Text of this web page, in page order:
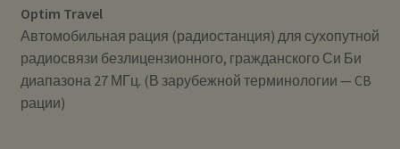
Optim Travel
Автомобильная рация (радиостанция) для сухопутной
радиосвязи безлицензионного, гражданского Си Би
диапазона 27 МГц. (В зарубежной терминологии — CB
рации)